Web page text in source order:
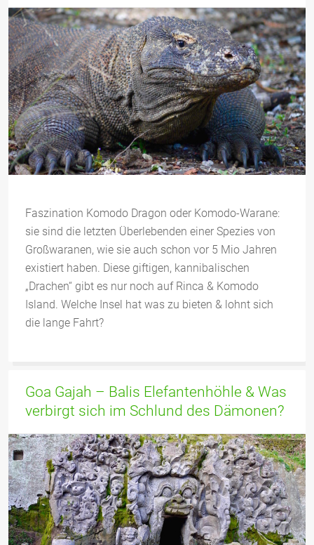
Faszination Komodo Dragon oder Komodo-Warane:
sie sind die letzten Überlebenden einer Spezies von
Großwaranen, wie sie auch schon vor 5 Mio Jahren
existiert haben. Diese giftigen, kannibalischen
„Drachen“ gibt es nur noch auf Rinca & Komodo
Island. Welche Insel hat was zu bieten & lohnt sich
die lange Fahrt?
Goa Gajah – Balis Elefantenhöhle & Was
verbirgt sich im Schlund des Dämonen?